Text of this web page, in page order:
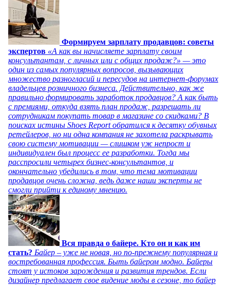
Формируем зарплату продавцов: советы
экспертов «А как вы начисляете зарплату своим
консультантам, с личных или с общих продаж?» — это
один из самых популярных вопросов, вызывающих
множество разногласий и пересудов на интернет-форумах
владельцев розничного бизнеса. Действительно, как же
правильно формировать заработок продавцов? А как быть
с премиями, откуда взять план продаж, разрешать ли
сотрудникам покупать товар в магазине со скидками? В
поисках истины Shoes Report обратился к десятку обувных
ретейлеров, но ни одна компания не захотела раскрывать
свою систему мотивации — слишком уж непрост и
индивидуален был процесс ее разработки. Тогда мы
расспросили четырех бизнес-консультантов, и
окончательно убедились в том, что тема мотивации
продавцов очень сложна, ведь даже наши эксперты не
смогли прийти к единому мнению.
Вся правда о байере. Кто он и как им
стать? Байер – уже не новая, но по-прежнему популярная и
востребованная профессия. Быть байером модно. Байеры
стоят у истоков зарождения и развития трендов. Если
дизайнер предлагает свое видение моды в сезоне, то байер